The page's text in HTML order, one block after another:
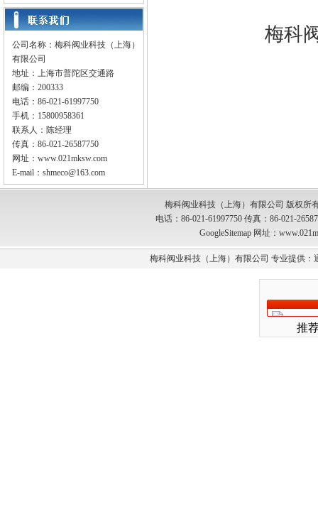
公司名称：梅科阀业科技（上海）
有限公司
地址：上海市普陀区交通路
邮编：200333
电话：86-021-61997750
手机：15800958361
联系人：陈经理
传真：86-021-26587750
网址： www.021mksw.com
E-mail： shmeco@163.com
梅科
梅科阀业科技（上海）有限公司 版权所
电话：86-021-61997750 传真：86-021-
GoogleSitemap 网址：
梅科阀业科技（上海）有限公司 专业提供
推